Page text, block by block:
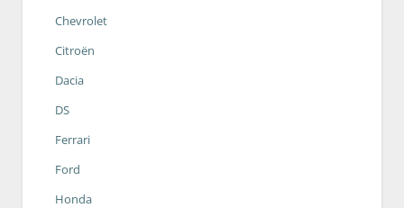
Chevrolet
Citroën
Dacia
DS
Ferrari
Ford
Honda